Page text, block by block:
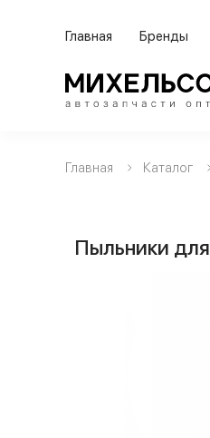
Главная Бренды
Применяемость
Категории
Главная Каталог
Пыльники